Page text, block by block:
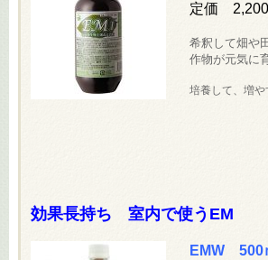
定価
希釈して畑や
作物が元気に
培養して、増や
効果長持ち 室内で使うEM
EMW